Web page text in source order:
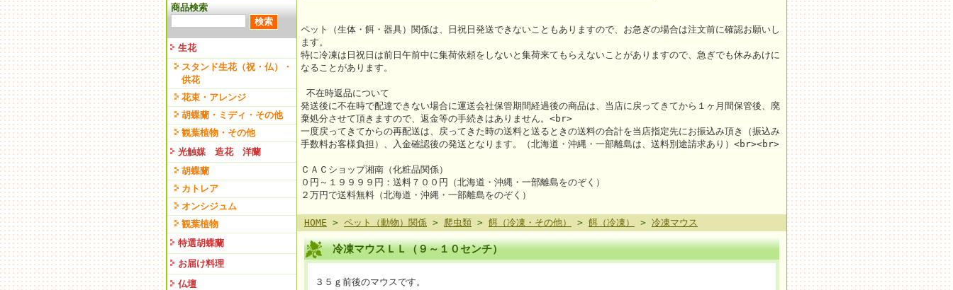
商品検索
生花
スタンド生花（祝・仏）・
供花
花束・アレンジ
胡蝶蘭・ミディ・その他
観葉植物・その他
光触媒 造花 洋蘭
胡蝶蘭
カトレア
オンシジュム
観葉植物
特選胡蝶蘭
お届け料理
仏壇
ペット（生体・餌・器具）関係は、日祝日発送できないこともありますので、お急ぎの場合は注文前に確認お願いし
ます。
特に冷凍は日祝日は前日午前中に集荷依頼をしないと集荷来てもらえないことがありますので、急ぎでも休みあけに
なることがあります。
不在時返品について
発送後に不在時で配達できない場合に運送会社保管期間経過後の商品は、当店に戻ってきてから１ヶ月間保管後、廃
棄処分させて頂きますので、返金等の手続きはありません。<br>
一度戻ってきてからの再配送は、戻ってきた時の送料と送るときの送料の合計を当店指定先にお振込み頂き（振込み
手数料お客様負担）、入金確認後の発送となります。（北海道・沖縄・一部離島は、送料別途請求あり）<br><br>
ＣＡＣショップ湘南（化粧品関係）
０円～１９９９９円：送料７００円（北海道・沖縄・一部離島をのぞく）
２万円で送料無料（北海道・沖縄・一部離島をのぞく）
HOME > ペット（動物）関係 > 爬虫類 > 餌（冷凍・その他） > 餌（冷凍） > 冷凍マウス
冷凍マウスＬＬ（９～１０センチ）
３５ｇ前後のマウスです。